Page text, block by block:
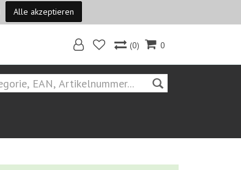
Alle akzeptieren
0
(0)